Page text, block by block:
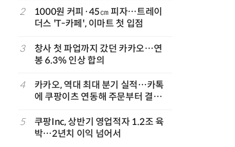
2
1000원 커피·45㎝ 피자…트레이
더스 'T-카페', 이마트 첫 입점
3
창사 첫 파업까지 갔던 카카오…연
봉 6.3% 인상 합의
4
카카오, 역대 최대 분기 실적…카톡
에 쿠팡이츠 연동해 주문부터 결제까
5
쿠팡Inc, 상반기 영업적자 1.2조 육
박…2년치 이익 넘어서